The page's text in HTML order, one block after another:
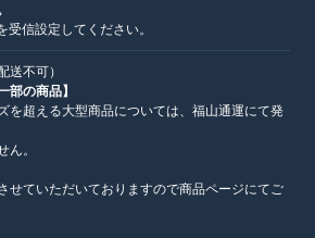
受信設定してください。
不可）
部の商品】
を超える大型商品については、福山通運にて発
ん。
せていただいておりますので商品ページにてご